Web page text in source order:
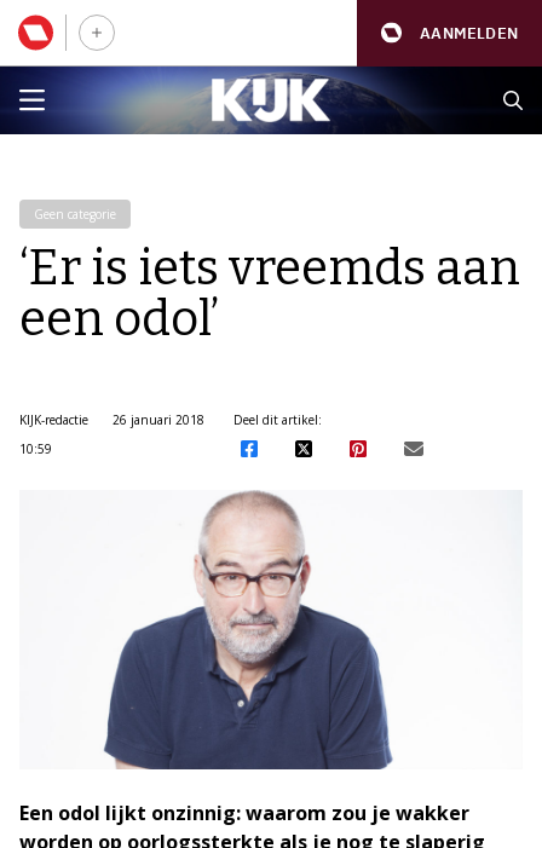
AANMELDEN
Geen categorie
‘Er is iets vreemds aan
een odol’
KIJK-redactie
26 januari 2018
10:59
Deel dit artikel:
Een odol lijkt onzinnig: waarom zou je wakker
worden op oorlogssterkte als je nog te slaperig